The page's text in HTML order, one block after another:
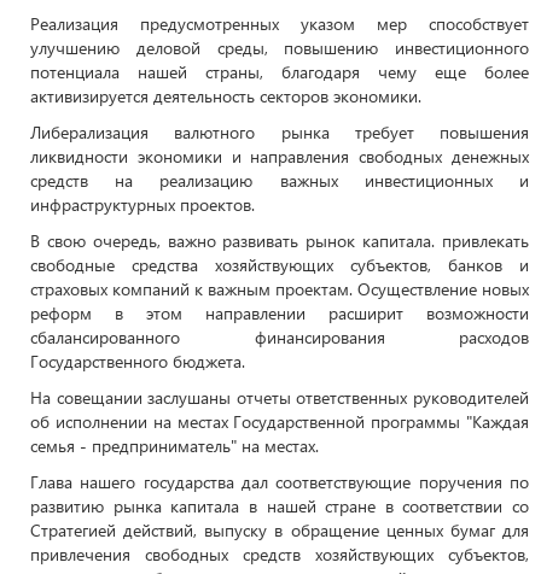
Реализация предусмотренных указом мер способствует
улучшению деловой среды, повышению инвестиционного
потенциала нашей страны, благодаря чему еще более
активизируется деятельность секторов экономики.
Либерализация валютного рынка требует повышения
ликвидности экономики и направления свободных денежных
средств на реализацию важных инвестиционных и
инфраструктурных проектов.
В свою очередь, важно развивать рынок капитала. привлекать
свободные средства хозяйствующих субъектов, банков и
страховых компаний к важным проектам. Осуществление новых
реформ в этом направлении расширит возможности
сбалансированного финансирования расходов
Государственного бюджета.
На совещании заслушаны отчеты ответственных руководителей
об исполнении на местах Государственной программы "Каждая
семья - предприниматель" на местах.
Глава нашего государства дал соответствующие поручения по
развитию рынка капитала в нашей стране в соответствии со
Стратегией действий, выпуску в обращение ценных бумаг для
привлечения свободных средств хозяйствующих субъектов,